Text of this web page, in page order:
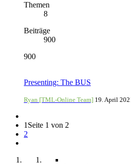
Themen
8
Beiträge
900
900
Presenting: The BUS
Ryan [TML-Online Team] 19. April
1 Seite 1 von 2
2